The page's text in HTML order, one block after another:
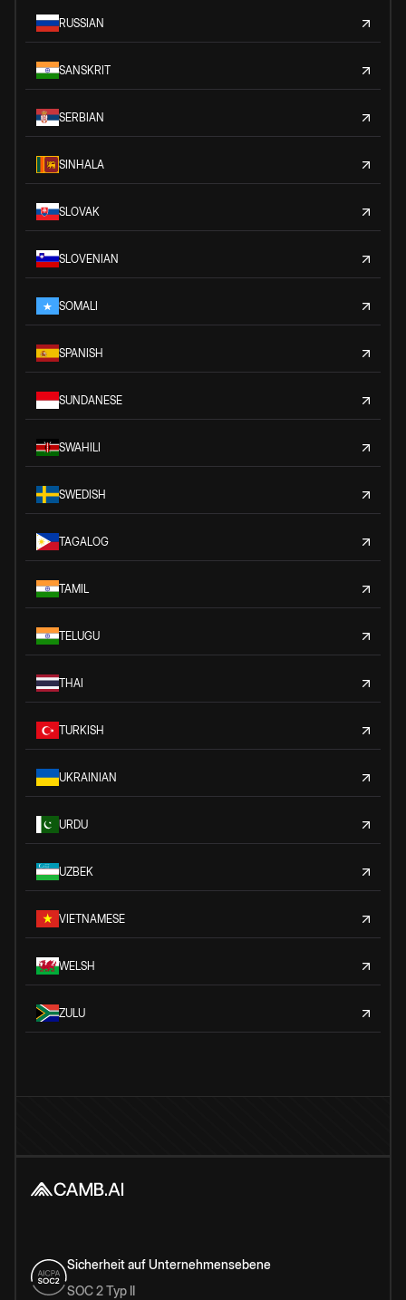
RUSSIAN
SANSKRIT
SERBIAN
SINHALA
SLOVAK
SLOVENIAN
SOMALI
SPANISH
SUNDANESE
SWAHILI
SWEDISH
TAGALOG
TAMIL
TELUGU
THAI
TURKISH
UKRAINIAN
URDU
UZBEK
VIETNAMESE
WELSH
ZULU
Sicherheit auf Unternehmensebene
SOC 2 Typ II